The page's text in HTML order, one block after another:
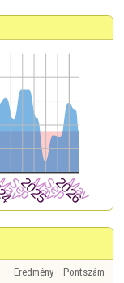
Eredmény
Pontszám